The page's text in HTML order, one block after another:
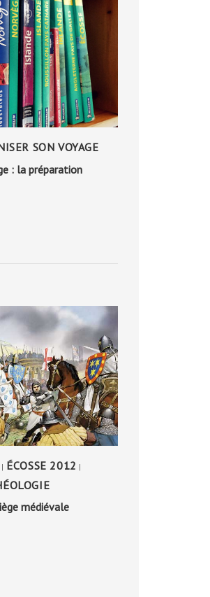
SON VOYAGE
: la préparation
| ÉCOSSE 2012 |
médiévale